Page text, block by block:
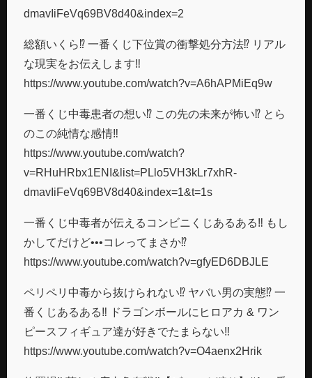
dmavIiFeVq69BV8d40&index=2
総額いくら⁉︎ 一番くじ下位賞の衝撃処分方法⁉︎ リアル
な現実をお伝えします‼︎
https://www.youtube.com/watch?v=A6hAPMiEq9w
一番くじ中毒患者の想い⁉︎ この先の未来が怖い⁉︎ とら
のこの純情な感情‼︎
https://www.youtube.com/watch?
v=RHuHRbx1ENI&list=PLlo5VH3kLr7xhR-
dmavIiFeVq69BV8d40&index=1&t=1s
一番くじ中毒者が伝えるコンビニくじあるある‼︎ もし
かしてだけど•••コレってまさか⁉︎
https://www.youtube.com/watch?v=gfyED6DBJLE
ペリペリ中毒から抜けられない⁉︎ ヤバい男の実態⁉︎ 一
番くじあるある‼︎ ドラゴンボールにヒロアカ & ワン
ピースフィギュア達が好きでたまらない‼︎
https://www.youtube.com/watch?v=O4aenx2Hrik